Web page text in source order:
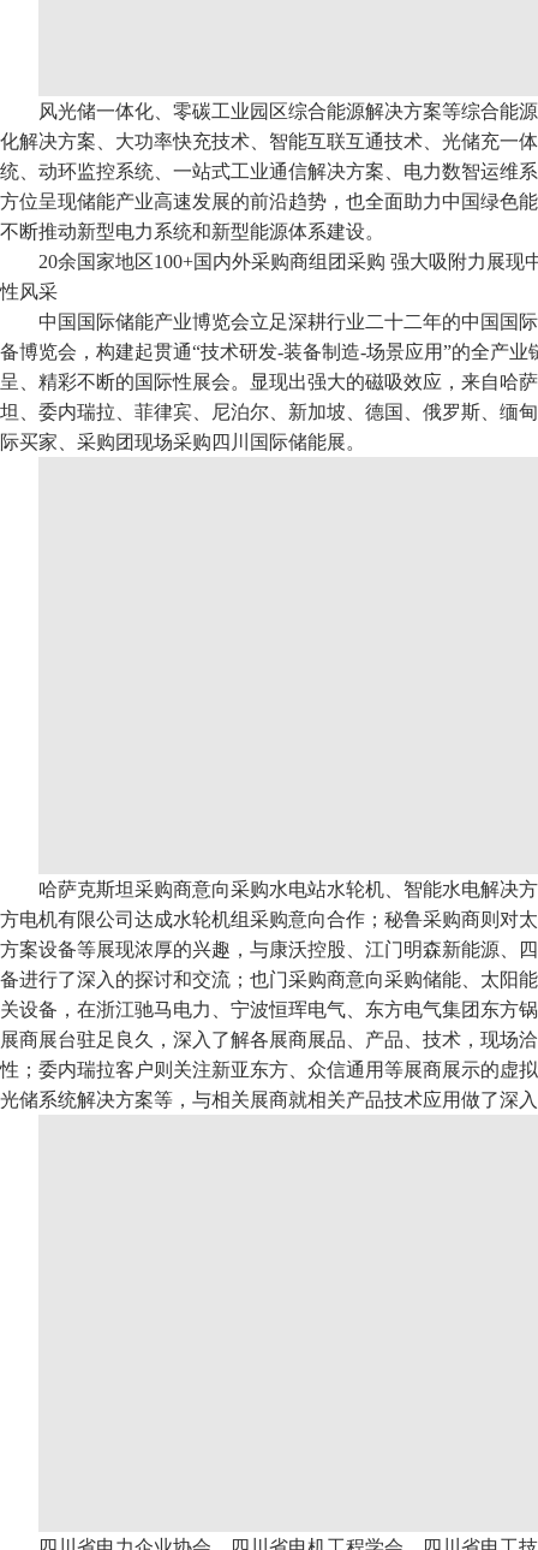
风光储一体化、零碳工业园区综合能源解决方案等综合能
化解决方案、大功率快充技术、智能互联互通技术、光储充一
统、动环监控系统、一站式工业通信解决方案、电力数智运维
方位呈现储能产业高速发展的前沿趋势，也全面助力中国绿色
不断推动新型电力系统和新型能源体系建设。
20余国家地区100+国内外采购商组团采购 强大吸附力展现
性风采
中国国际储能产业博览会立足深耕行业二十二年的中国国
备博览会，构建起贯通“技术研发-装备制造-场景应用”的全产
呈、精彩不断的国际性展会。显现出强大的磁吸效应，来自哈
坦、委内瑞拉、菲律宾、尼泊尔、新加坡、德国、俄罗斯、缅
际买家、采购团现场采购四川国际储能展。
哈萨克斯坦采购商意向采购水电站水轮机、智能水电解决
方电机有限公司达成水轮机组采购意向合作；秘鲁采购商则对
方案设备等展现浓厚的兴趣，与康沃控股、江门明森新能源、
备进行了深入的探讨和交流；也门采购商意向采购储能、太阳
关设备，在浙江驰马电力、宁波恒珲电气、东方电气集团东方
展商展台驻足良久，深入了解各展商展品、产品、技术，现场
性；委内瑞拉客户则关注新亚东方、众信通用等展商展示的虚
光储系统解决方案等，与相关展商就相关产品技术应用做了深